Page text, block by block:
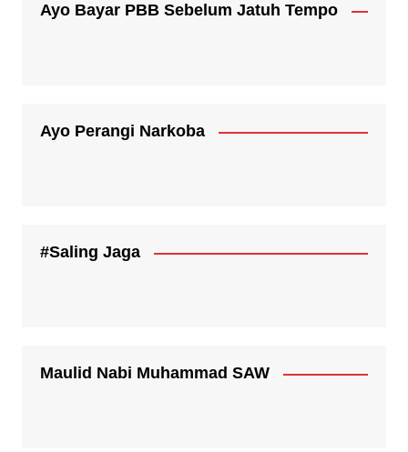
Ayo Bayar PBB Sebelum Jatuh Tempo
Ayo Perangi Narkoba
#Saling Jaga
Maulid Nabi Muhammad SAW